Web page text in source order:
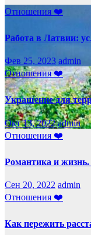
Отношения ❤️
Работа в Латвии:
Фев 25, 2023 admin
Отношения ❤️
Украшение для
Окт 13, 2022 admin
Отношения ❤️
Романтика и
Сен 20, 2022 admin
Отношения ❤️
Как пережить